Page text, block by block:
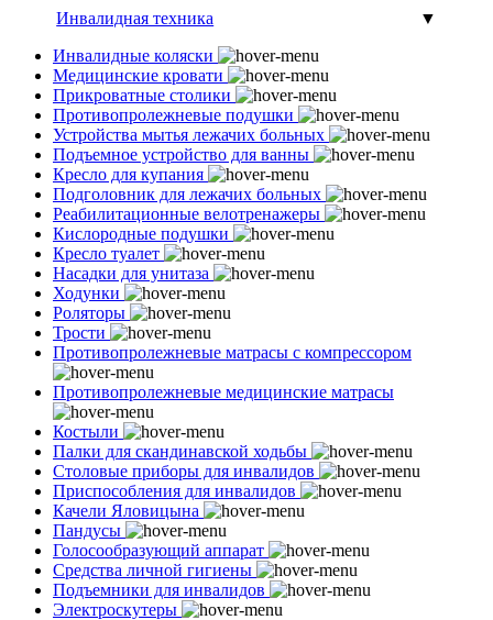
Инвалидная техника
▼
Инвалидные коляски
Медицинские кровати
Прикроватные столики
Противопролежневые подушки
Устройства мытья лежачих больных
Подъемное устройство для ванны
Кресло для купания
Подголовник для лежачих больных
Реабилитационные велотренажеры
Кислородные подушки
Кресло туалет
Насадки для унитаза
Ходунки
Роляторы
Трости
Противопролежневые матрасы с компрессором
Противопролежневые медицинские матрасы
Костыли
Палки для скандинавской ходьбы
Столовые приборы для инвалидов
Приспособления для инвалидов
Качели Яловицына
Пандусы
Голосообразующий аппарат
Средства личной гигиены
Подъемники для инвалидов
Электроскутеры